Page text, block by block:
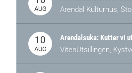
AUG
10
AUG
VitenUtsillingen,